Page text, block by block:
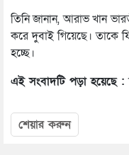
তিনি জানান, আরাভ খান
করে দুবাই গিয়েছে। তাকে
হচ্ছে।
এই সংবাদটি পড়া হয়েছে :
শেয়ার করুন